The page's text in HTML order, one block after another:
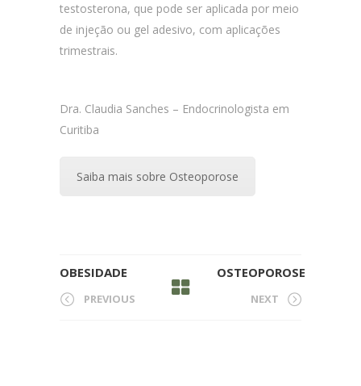
testosterona, que pode ser aplicada por meio
de injeção ou gel adesivo, com aplicações
trimestrais.
Dra. Claudia Sanches – Endocrinologista em
Curitiba
Saiba mais sobre Osteoporose
OBESIDADE
PREVIOUS
OSTEOPOROSE
NEXT